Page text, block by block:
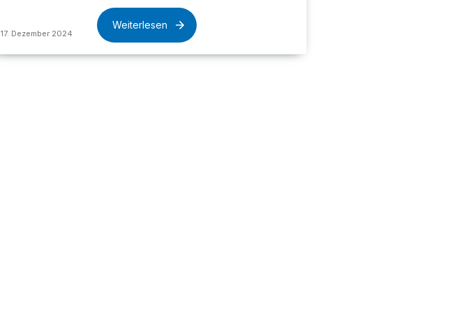
17. Dezember 2024
Weiterlesen